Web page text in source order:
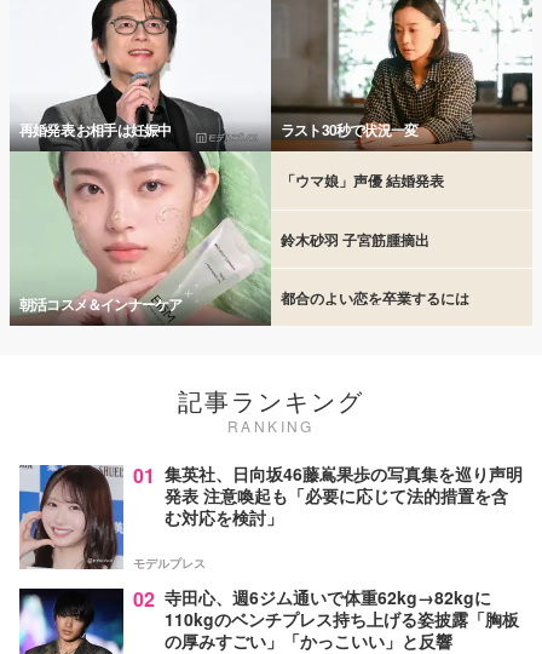
再婚発表 お相手は妊娠中 ラスト30秒で状況一変
朝活コスメ＆インナーケア
「ウマ娘」声優 結婚発表
鈴木砂羽 子宮筋腫摘出
都合のよい恋を卒業するには
記事ランキング
RANKING
01 集英社、日向坂46藤嶌果歩の写真集を巡り声明
発表 注意喚起も「必要に応じて法的措置を含
む対応を検討」
モデルプレス
02 寺田心、週6ジム通いで体重62kg→82kgに
110kgのベンチプレス持ち上げる姿披露「胸板
の厚みすごい」「かっこいい」と反響